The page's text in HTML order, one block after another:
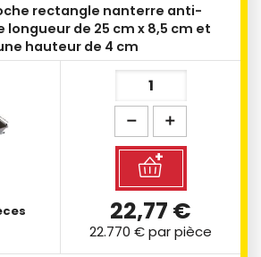
rectangle nanterre anti-
longueur de 25 cm x 8,5 cm et
hauteur de 4 cm
22,77 €
22.770 €par pièce